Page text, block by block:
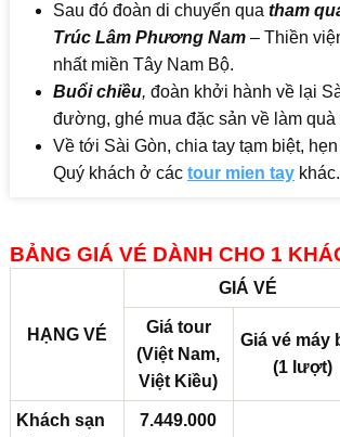
Sau đó đoàn di chuyển qua tham
Trúc Lâm Phương Nam– Thiền
nhất miền Tây Nam Bộ.
Buổi chiều, đoàn khởi hành về lại
đường, ghé mua đặc sản về làm
Về tới Sài Gòn, chia tay tạm biệt,
Quý khách ở các tour mien taykhác.
BẢNG GIÁ VÉ DÀNH CHO 1
HẠNG VÉ
GIÁ VÉ
Giá tour
(Việt Nam,
Việt Kiều)
Giá vé máy
(1 lượt)
Khách sạn
7.449.000